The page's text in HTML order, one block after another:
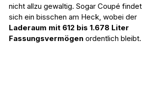
nicht allzu gewaltig. Sogar Coupé findet
sich ein bisschen am Heck, wobei der
Laderaum mit 612 bis 1.678 Liter
Fassungsvermögen ordentlich bleibt.